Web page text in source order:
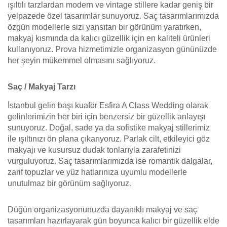
ışıltılı tarzlardan modern ve vintage stillere kadar geniş bir
yelpazede özel tasarımlar sunuyoruz. Saç tasarımlarımızda
özgün modellerle sizi yansıtan bir görünüm yaratırken,
makyaj kısmında da kalıcı güzellik için en kaliteli ürünleri
kullanıyoruz. Prova hizmetimizle organizasyon gününüzde
her şeyin mükemmel olmasını sağlıyoruz.
Saç / Makyaj Tarzı
İstanbul gelin başı kuaför Esfira A Class Wedding olarak
gelinlerimizin her biri için benzersiz bir güzellik anlayışı
sunuyoruz. Doğal, sade ya da sofistike makyaj stillerimiz
ile ışıltınızı ön plana çıkarıyoruz. Parlak cilt, etkileyici göz
makyajı ve kusursuz dudak tonlarıyla zarafetinizi
vurguluyoruz. Saç tasarımlarımızda ise romantik dalgalar,
zarif topuzlar ve yüz hatlarınıza uyumlu modellerle
unutulmaz bir görünüm sağlıyoruz.
Düğün organizasyonunuzda dayanıklı makyaj ve saç
tasarımları hazırlayarak gün boyunca kalıcı bir güzellik elde